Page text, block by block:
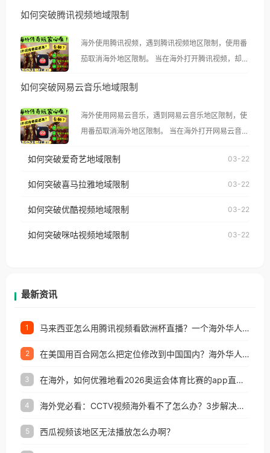
如何突破腾讯视频地域限制
海外使用腾讯视频，遇到腾讯视频地区限制，使用番
茄取消海外地区限制。 当在海外打开腾讯视频，却突
示语。 海外用户如香港、澳门、台湾、美国、加拿
像其他音乐平台一样，出现地区及版权限制问题，且
仅能在中国大陆地区播放。 遇到这个问题的朋友们，
使用番茄回国加速器，即可解决「海外用户收听腾讯
台湾、美国、加拿大、澳大利亚、欧洲等国家和地区
权限制所困扰。
如何突破网易云音乐地域限制
海外使用网易云音乐，遇到网易云音乐地区限制，使
用番茄取消海外地区限制。 当在海外打开网易云音
播放”的提示语。 海外用户如香港、澳门、台湾、美
国、加拿大、澳大利亚、欧洲等国家和地区时，网易
制问题，且仅能在中国大陆地区播放。 遇到这个问题
户收听网易云音乐地区版权限制」的问题，无论人在
如何突破爱奇艺地域限制 03-22
如何突破喜马拉雅地域限制 03-22
如何突破优酷视频地域限制 03-22
如何突破咪咕视频地域限制 03-22
最新资讯
1 马来西亚怎么用腾讯视频看欧洲杯直播？一个海外华人的真实困扰与破解
2 在美国用百合网怎么把定位修改到中国国内？海外华人必备的回国加速指南
3 在海外，如何优雅地看2026奥运会体育比赛的app直播？
4 海外党必看：CCTV视频海外看不了怎么办？3步解决地区限制+追剧自由
5 西瓜视频该地区无法播放怎么办啊？